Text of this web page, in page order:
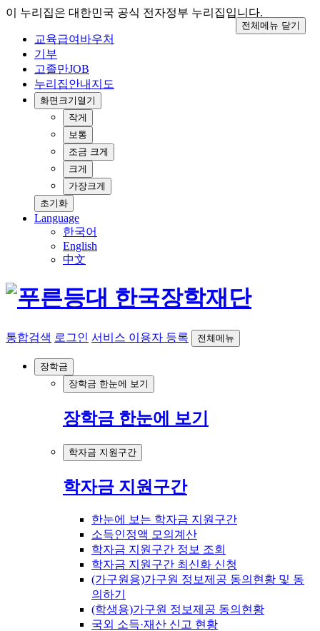
이 누리집은 대한민국 공식 전자정부 누리집입니다.
교육급여바우처
기부
고졸만JOB
누리집안내지도
화면크기 열기
작게
보통
조금 크게
크게
가장크게
초기화
Language
한국어
English
中文
통합검색 로그인 서비스 이용자 등록 전체메뉴
장학금
장학금 한눈에 보기
장학금 한눈에 보기
학자금 지원구간
학자금 지원구간
한눈에 보는 학자금 지원구간
소득인정액 모의계산
학자금 지원구간 정보 조회
학자금 지원구간 최신화 신청
(가구원용)가구원 정보제공 동의현황 및 동
의하기
(학생용)가구원 정보제공 동의현황
국외 소득·재산 신고 현황
전체메뉴 닫기